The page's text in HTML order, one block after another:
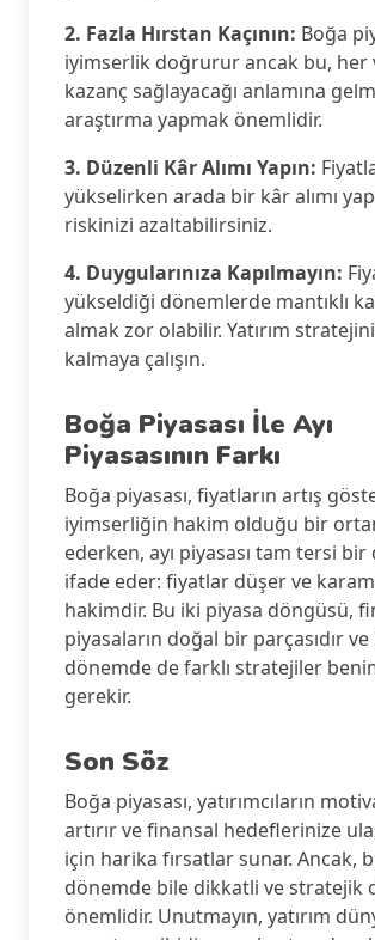
2. Fazla Hırstan Kaçının: Boğa
iyimserlik doğrurur ancak bu, her
kazanç sağlayacağı anlamına
araştırma yapmak önemlidir.
3. Düzenli Kâr Alımı Yapın:
yükselirken arada bir kâr alımı
riskinizi azaltabilirsiniz.
4. Duygularınıza Kapılmayın:
yükseldiği dönemlerde mantıklı
almak zor olabilir. Yatırım
kalmaya çalışın.
Boğa Piyasası İle Ayı
Piyasasının Farkı
Boğa piyasası, fiyatların artış
iyimserliğin hakim olduğu bir
ederken, ayı piyasası tam tersi
ifade eder: fiyatlar düşer ve
hakimdir. Bu iki piyasa döngüsü,
piyasaların doğal bir parçasıdır
dönemde de farklı stratejiler
gerekir.
Son Söz
Boğa piyasası, yatırımcıların
artırır ve finansal hedeflerinize
için harika fırsatlar sunar. Ancak,
dönemde bile dikkatli ve stratejik
önemlidir. Unutmayın, yatırım